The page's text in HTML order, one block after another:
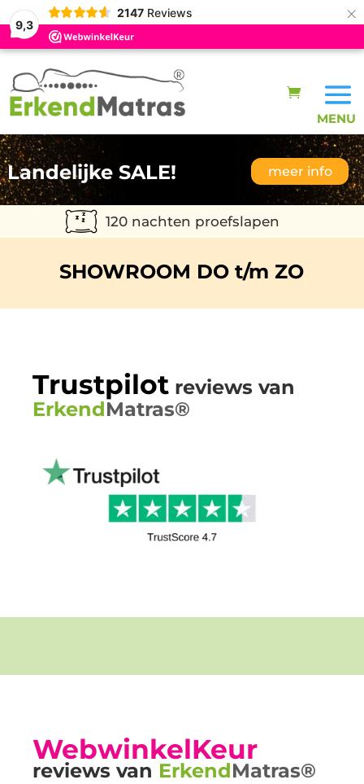
9,3
2147 Reviews ×
Landelijke SALE! meer info
120 nachten proefslapen
SHOWROOM DO t/m ZO
Trustpilot reviews van
ErkendMatras®
WebwinkelKeur
reviews van ErkendMatras®